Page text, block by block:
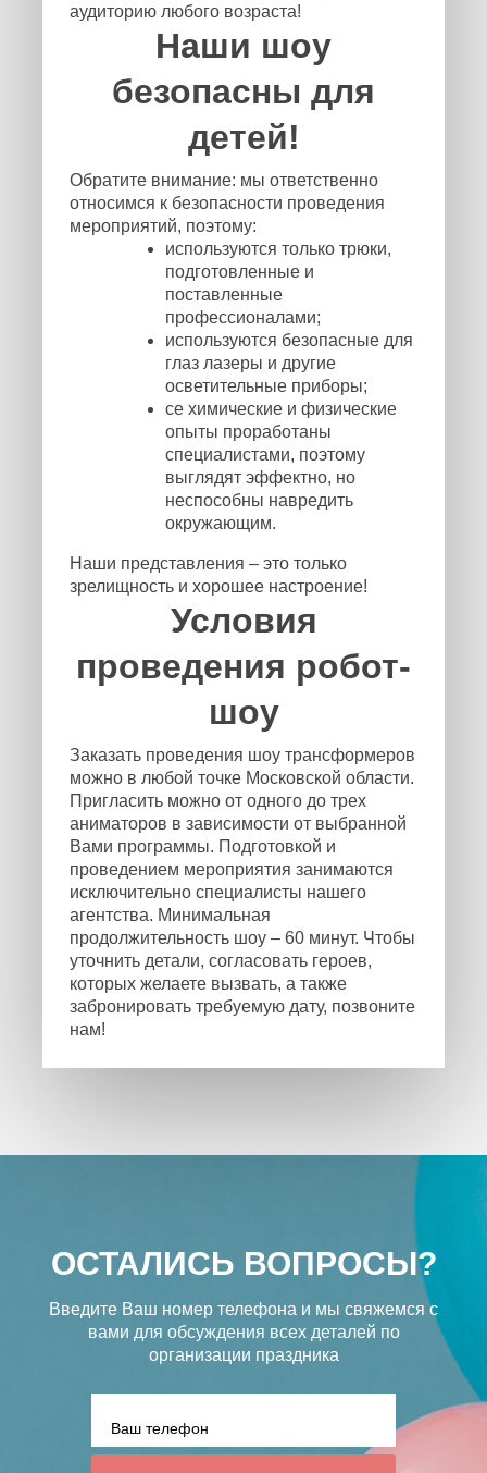
аудиторию любого возраста!
Наши шоу
безопасны для
детей!
Обратите внимание: мы ответственно
относимся к безопасности проведения
мероприятий, поэтому:
используются только трюки,
подготовленные и
поставленные
профессионалами;
используются безопасные для
глаз лазеры и другие
осветительные приборы;
се химические и физические
опыты проработаны
специалистами, поэтому
выглядят эффектно, но
неспособны навредить
окружающим.
Наши представления – это только
зрелищность и хорошее настроение!
Условия
проведения робот-
шоу
Заказать проведения шоу трансформеров
можно в любой точке Московской области.
Пригласить можно от одного до трех
аниматоров в зависимости от выбранной
Вами программы. Подготовкой и
проведением мероприятия занимаются
исключительно специалисты нашего
агентства. Минимальная
продолжительность шоу – 60 минут. Чтобы
уточнить детали, согласовать героев,
которых желаете вызвать, а также
забронировать требуемую дату, позвоните
нам!
ОСТАЛИСЬ ВОПРОСЫ?
Введите Ваш номер телефона и мы свяжемся с
вами для обсуждения всех деталей по
организации праздника